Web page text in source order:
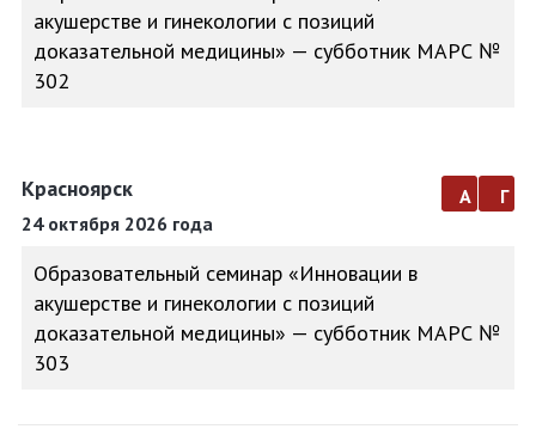
акушерстве и гинекологии с позиций
доказательной медицины» — субботник МАРС №
302
Красноярск
24 октября 2026 года
а г
Образовательный семинар «Инновации в
акушерстве и гинекологии с позиций
доказательной медицины» — субботник МАРС №
303